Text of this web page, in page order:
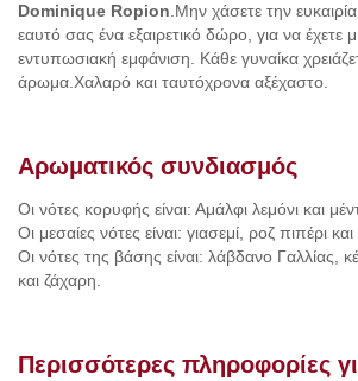
Dominique Ropion.Μην χάσετε την
εαυτό σας ένα εξαιρετικό δώρο, για να έχετε
εντυπωσιακή εμφάνιση. Κάθε γυναίκα
άρωμα.Χαλαρό και ταυτόχρονα αξέχαστο.
Αρωματικός συνδιασμός
Οι νότες κορυφής είναι: Αμάλφι λεμόνι και
Οι μεσαίες νότες είναι: γιασεμί, ροζ πιπέρι
Οι νότες της βάσης είναι: λάβδανο Γαλλίας,
και ζάχαρη.
Περισσότερες πληροφορίες